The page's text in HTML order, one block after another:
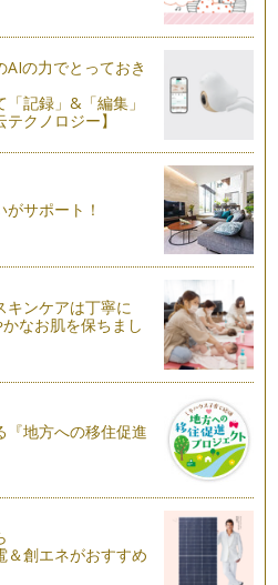
やツェルニーなどの基本教材をす
奏を楽しもう！！
でピアノの伴奏をする機会に恵ま
。 …
習の習慣を身に付けるために
ならないためには、親として保護
しお話し…
備時間を設けよう
アノ曲をメインに、「愛の夢」を
ーをいた…
手なところを鍛えよう
やはり私も悩むことも多々ござい
習する際の言葉がけ
ピアノのレッスンを受けてらっし
をした曲を先生に聞いていただい
アドバイ…
AIの力でとっておき
記録」&「編集」
クノロジー】
サポート！
キンケアは丁寧に
なお肌を保ちまし
『地方への移住促進
＆創エネがおすすめ